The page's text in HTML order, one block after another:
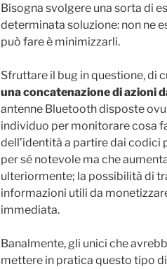
Bisogna svolgere una sorta di
determinata soluzione: non ne
può fare è minimizzarli.
Sfruttare il bug in questione, di
una concatenazione di azioni
antenne Bluetooth disposte
individuo per monitorare cosa
dell’identità a partire dai codici
per sé notevole ma che
ulteriormente; la possibilità di
informazioni utili da
immediata.
Banalmente, gli unici che
mettere in pratica questo tipo